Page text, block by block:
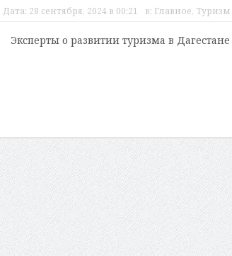
Дата: 28 сентября, 2024 в 00:21 в: Главное, Туризм
Эксперты о развитии туризма в Дагестане